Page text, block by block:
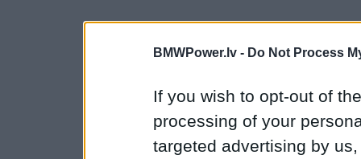
BMWPower.lv - Do Not Process
If you wish to opt-out of
processing of your
targeted advertising by